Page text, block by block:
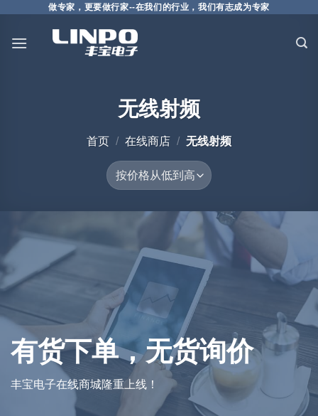
做专家，更要做行家--在我们的行业，我们有志成为专家
无线射频
首页 / 在线商店 / 无线射频
现货促销，在线下单
在线商城可以在线进行所有自营产品线的在线询价，所有现
货自由库存的在线订购